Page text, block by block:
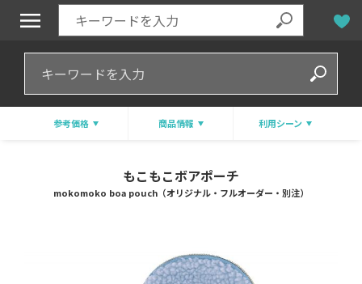
参考価格 商品情報 利用シーン
もこもこボアポーチ
mokomoko boa pouch（オリジナル・フルオーダー・別注）